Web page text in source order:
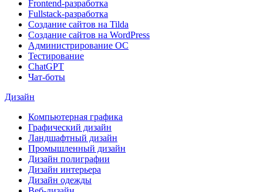
Frontend-разработка
Fullstack-разработка
Создание сайтов на Tilda
Создание сайтов на WordPress
Администрирование ОС
Тестирование
ChatGPT
Чат-боты
Дизайн
Компьютерная графика
Графический дизайн
Ландшафтный дизайн
Промышленный дизайн
Дизайн полиграфии
Дизайн интерьера
Дизайн одежды